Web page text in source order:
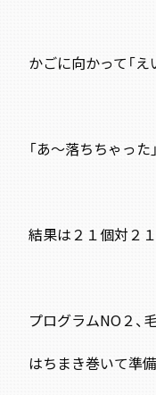
かごに向かって「えい
「あ～落ちちゃった 」
結果は２１個対２
プログラムNO２、
はちまき巻いて準備